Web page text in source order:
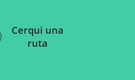
Cerqui una
ruta